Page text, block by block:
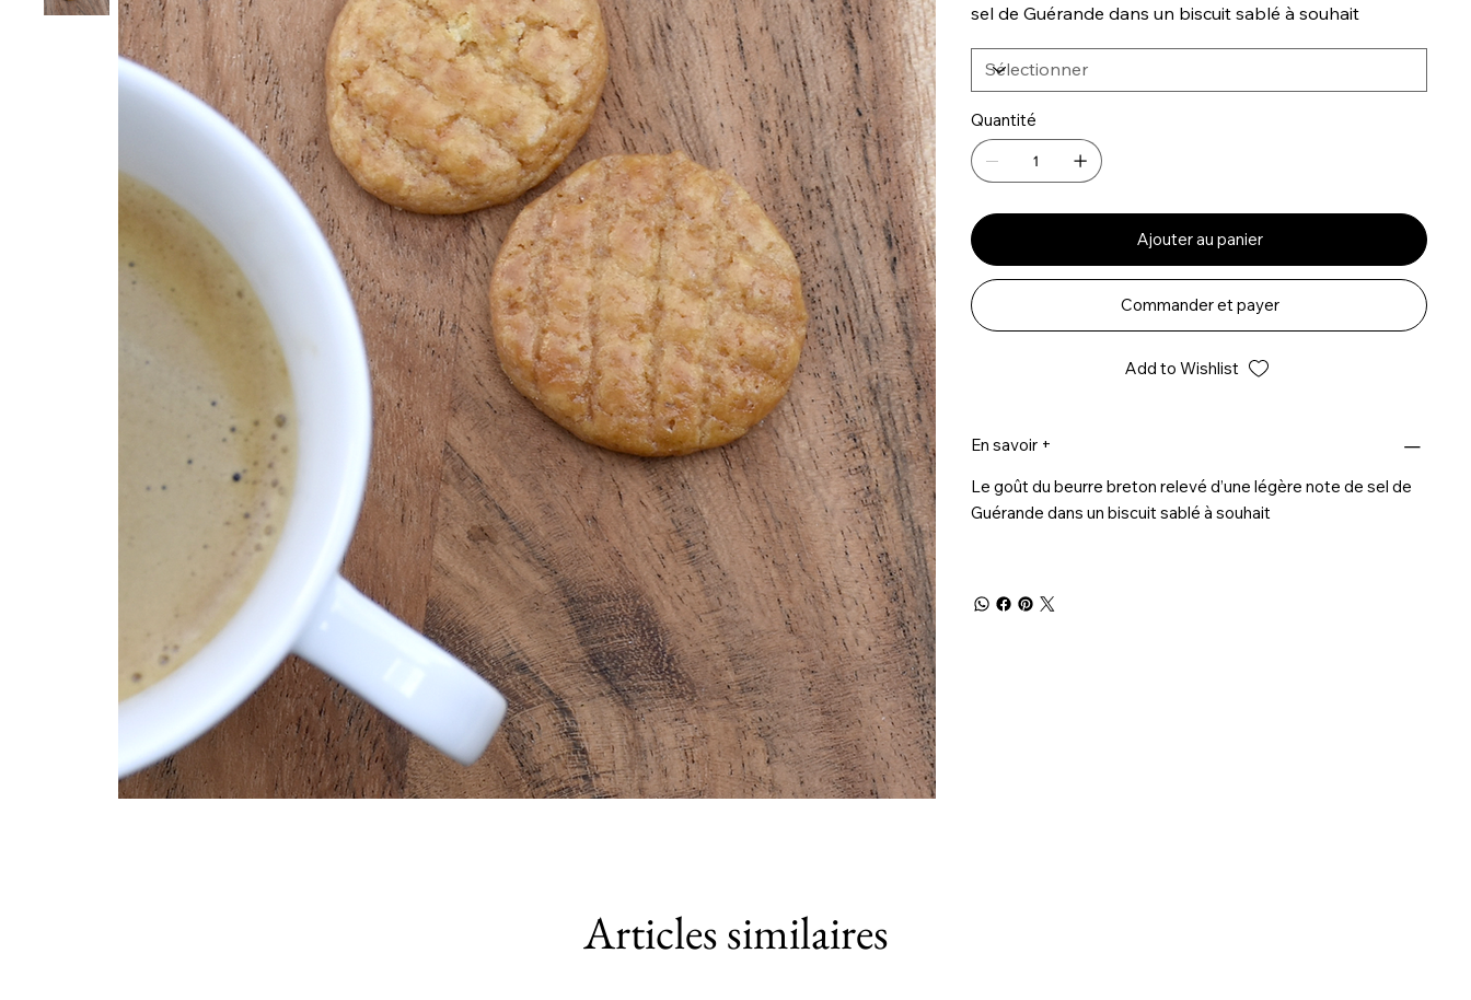
sel de Guérande dans un biscuit sablé à souhait
Quantité
Ajouter au panier
Commander et payer
Add to Wishlist
En savoir +
Le goût du beurre breton relevé d’une légère note de sel de
Guérande dans un biscuit sablé à souhait
Articles similaires